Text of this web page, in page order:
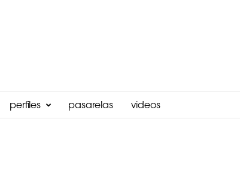
perfiles pasarelas videos